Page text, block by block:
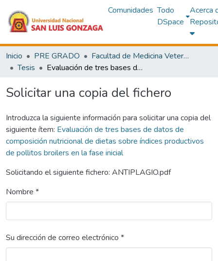
Comunidades Todo
DSpace
Acerca
Inicio PRE GRADO
Facultad de Medicina Veterinaria y Zootecnia
Tesis
Evaluación de tres bases de datos de composición nutricional de dietas sobre índices productivos de pollitos broilers en la fase inicial
Solicitar una copia del fichero
Introduzca la siguiente información para solicitar una copia del
siguiente ítem: Evaluación de tres bases de datos de
composición nutricional de dietas sobre índices productivos
de pollitos broilers en la fase inicial
Solicitando el siguiente fichero: ANTIPLAGIO.pdf
Nombre *
Su dirección de correo electrónico *